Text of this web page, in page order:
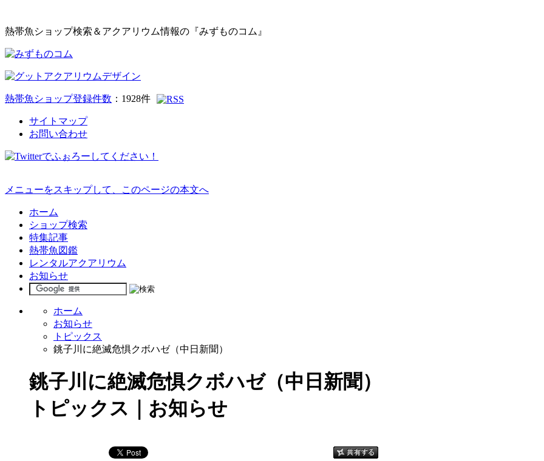
熱帯魚ショップ検索＆アクアリウム情報の『みずものコム』
熱帯魚ショップ登録件数 ： 1928件
サイトマップ
お問い合わせ
メニューをスキップして、このページの本文へ
ホーム
ショップ検索
特集記事
熱帯魚図鑑
レンタルアクアリウム
お知らせ
ホーム
お知らせ
トピックス
銚子川に絶滅危惧クボハゼ（中日新聞）
銚子川に絶滅危惧クボハゼ（中日新聞）
トピックス｜お知らせ